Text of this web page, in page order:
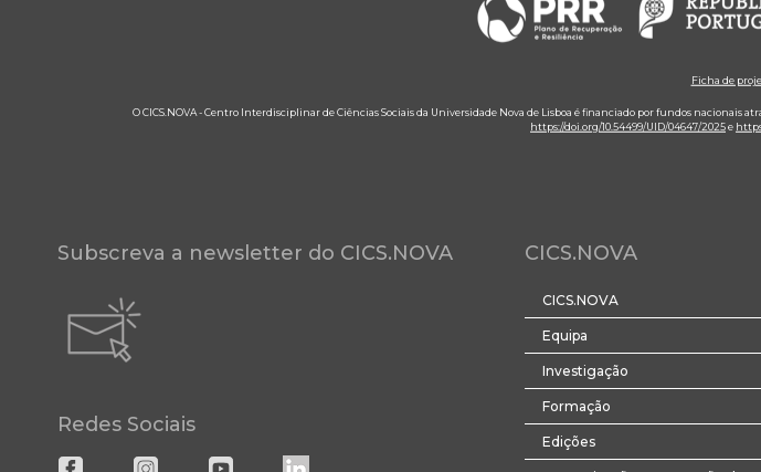
Ficha de
O CICS.NOVA - Centro Interdisciplinar de Ciências Sociais da Universidade Nova de Lisboa é financiado por fundos nacionais
https://doi.org/10.54499/UID/04647/2025e
Subscreva a newsletter do CICS.NOVA
Redes Sociais
CICS.NOVA
CICS.NOVA
Equipa
Investigação
Formação
Edições